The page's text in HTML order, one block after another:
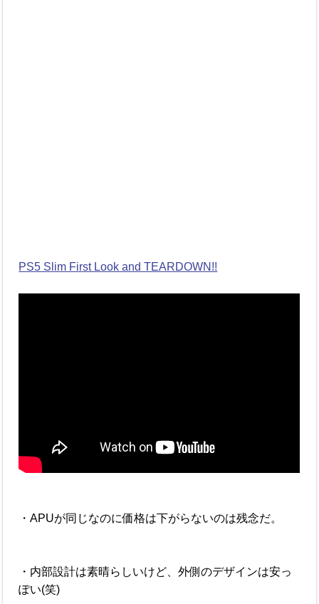
PS5 Slim First Look and TEARDOWN!!
・APUが同じなのに価格は下がらないのは残念だ。
・内部設計は素晴らしいけど、外側のデザインは安っ
ぽい(笑)